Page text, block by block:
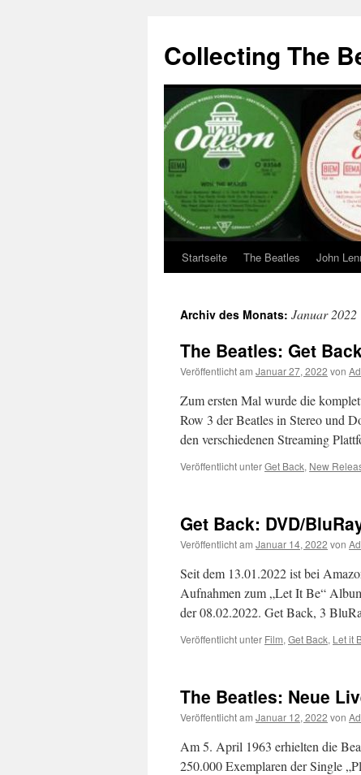
springen
Collecting The
Startseite The Beatles John
Archiv des Monats: Januar 2022
The Beatles: Get
Veröffentlicht am Januar 27, 2022 von
Zum ersten Mal wurde die
Row 3 der Beatles in Stereo und
den verschiedenen Streaming
Veröffentlicht unterGet Back, New
Get Back: DVD/
Veröffentlicht am Januar 14, 2022 von
Seit dem 13.01.2022 ist bei
Aufnahmen zum „Let It Be“
der 08.02.2022. Get Back, 3
Veröffentlicht unter Film, Get Back, Let it
The Beatles: Neue
Veröffentlicht am Januar 12, 2022 von
Am 5. April 1963 erhielten die
250.000 Exemplaren der Single